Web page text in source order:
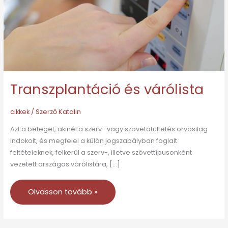
Transzplantáció és várólista
cikkek/ SzerzőKatalin
Azt a beteget, akinél a szerv- vagy szövetátültetés orvosilag
indokolt, és megfelel a külön jogszabályban foglalt
feltételeknek, felkerül a szerv-, illetve szövettípusonként
vezetett országos várólistára, […]
Olvasson tovább »